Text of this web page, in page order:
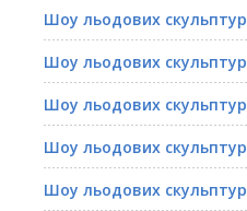
Шоу льодових скульптур
Шоу льодових скульптур
Шоу льодових скульптур
Шоу льодових скульптур
Шоу льодових скульптур